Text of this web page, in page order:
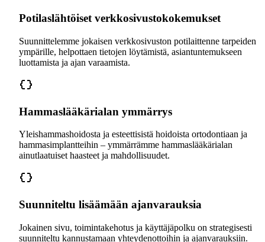
Potilaslähtöiset verkkosivustokokemukset
Suunnittelemme jokaisen verkkosivuston potilaittenne tarpeiden
ympärille, helpottaen tietojen löytämistä, asiantuntemukseen
luottamista ja ajan varaamista.
Hammaslääkärialan ymmärrys
Yleishammashoidosta ja esteettisistä hoidoista ortodontiaan ja
hammasimplantteihin – ymmärrämme hammaslääkärialan
ainutlaatuiset haasteet ja mahdollisuudet.
Suunniteltu lisäämään ajanvarauksia
Jokainen sivu, toimintakehotus ja käyttäjäpolku on strategisesti
suunniteltu kannustamaan yhteydenottoihin ja ajanvarauksiin.